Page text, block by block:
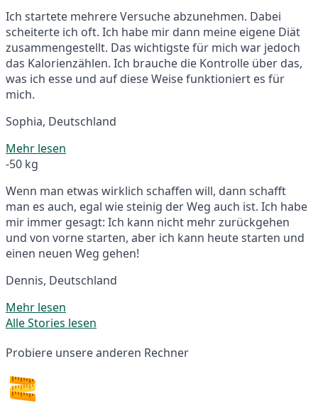
Ich startete mehrere Versuche abzunehmen. Dabei
scheiterte ich oft. Ich habe mir dann meine eigene Diät
zusammengestellt. Das wichtigste für mich war jedoch
das Kalorienzählen. Ich brauche die Kontrolle über das,
was ich esse und auf diese Weise funktioniert es für
mich.
Sophia, Deutschland
Mehr lesen
-50 kg
Wenn man etwas wirklich schaffen will, dann schafft
man es auch, egal wie steinig der Weg auch ist. Ich habe
mir immer gesagt: Ich kann nicht mehr zurückgehen
und von vorne starten, aber ich kann heute starten und
einen neuen Weg gehen!
Dennis, Deutschland
Mehr lesen
Alle Stories lesen
Probiere unsere anderen Rechner